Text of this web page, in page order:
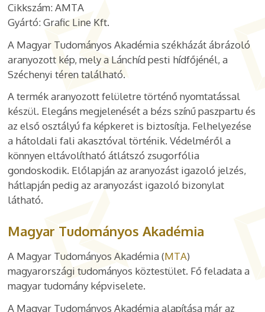
Cikkszám: AMTA
Gyártó: Grafic Line Kft.
A Magyar Tudományos Akadémia székházát ábrázoló
aranyozott kép, mely a Lánchíd pesti hídfőjénél, a
Széchenyi téren található.
A termék aranyozott felületre történő nyomtatással
készül. Elegáns megjelenését a bézs színű paszpartu és
az első osztályú fa képkeret is biztosítja. Felhelyezése
a hátoldali fali akasztóval történik. Védelméről a
könnyen eltávolítható átlátszó zsugorfólia
gondoskodik. Előlapján az aranyozást igazoló jelzés,
hátlapján pedig az aranyozást igazoló bizonylat
látható.
Magyar Tudományos Akadémia
A Magyar Tudományos Akadémia (MTA)
magyarországi tudományos köztestület. Fő feladata a
magyar tudomány képviselete.
A Magyar Tudományos Akadémia alapítása már az